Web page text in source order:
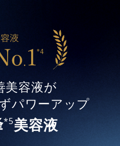
美容液が
パワーアップ
*5美容液